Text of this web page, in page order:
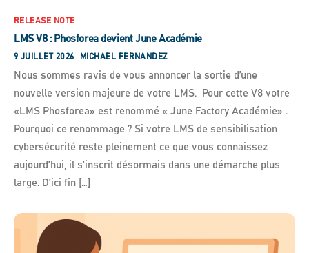
RELEASE NOTE
LMS V8 : Phosforea devient June Académie
9 JUILLET 2026 MICHAEL FERNANDEZ
Nous sommes ravis de vous annoncer la sortie d’une
nouvelle version majeure de votre LMS. Pour cette V8 votre
«LMS Phosforea» est renommé « June Factory Académie» .
Pourquoi ce renommage ? Si votre LMS de sensibilisation
cybersécurité reste pleinement ce que vous connaissez
aujourd’hui, il s’inscrit désormais dans une démarche plus
large. D’ici fin […]